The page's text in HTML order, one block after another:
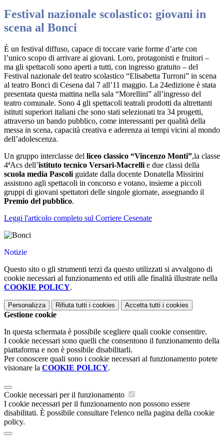
Festival nazionale scolastico: giovani in
scena al Bonci
È un festival diffuso, capace di toccare varie forme d’arte con
l’unico scopo di arrivare ai giovani. Loro, protagonisti e fruitori –
ma gli spettacoli sono aperti a tutti, con ingresso gratuito – del
Festival nazionale del teatro scolastico “Elisabetta Turroni” in scena
al teatro Bonci di Cesena dal 7 all’11 maggio. La 24edizione è stata
presentata questa mattina nella sala “Morellini” all’ingresso del
teatro comunale. Sono 4 gli spettacoli teatrali prodotti da altrettanti
istituti superiori italiani che sono stati selezionati tra 34 progetti,
attraverso un bando pubblico, come interessanti per qualità della
messa in scena, capacità creativa e aderenza ai tempi vicini al mondo
dell’adolescenza.
Un gruppo interclasse del liceo classico “Vincenzo Monti”,la classe
4ªAcs dell’istituto tecnico Versari-Macrelli e due classi della
scuola media Pascoli guidate dalla docente Donatella Missirini
assistono agli spettacoli in concorso e votano, insieme a piccoli
gruppi di giovani spettatori delle singole giornate, assegnando il
Premio del pubblico.
Leggi l'articolo completo sul Corriere Cesenate
Notizie
Questo sito o gli strumenti terzi da questo utilizzati si avvalgono di
cookie necessari al funzionamento ed utili alle finalità illustrate nella
COOKIE POLICY.
Personalizza Rifiuta tutti i cookies Accetta tutti i cookies
Gestione cookie
In questa schermata è possibile scegliere quali cookie consentire.
I cookie necessari sono quelli che consentono il funzionamento della
piattaforma e non è possibile disabilitarli.
Per conoscere quali sono i cookie necessari al funzionamento potete
visionare la COOKIE POLICY.
Cookie necessari per il funzionamento
I cookie necessari per il funzionamento non possono essere
disabilitati. È possibile consultare l'elenco nella pagina della cookie
policy.